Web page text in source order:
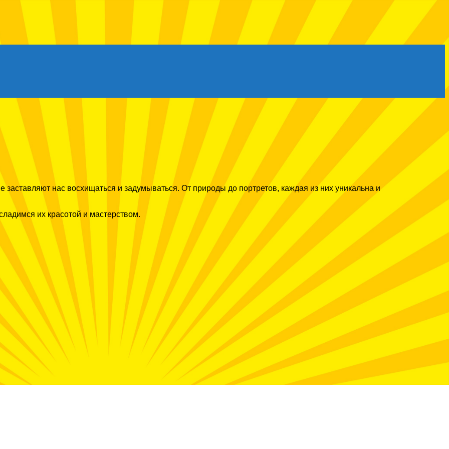
нас восхищаться и задумываться. От природы до портретов, каждая из них уникальна и
их красотой и мастерством.